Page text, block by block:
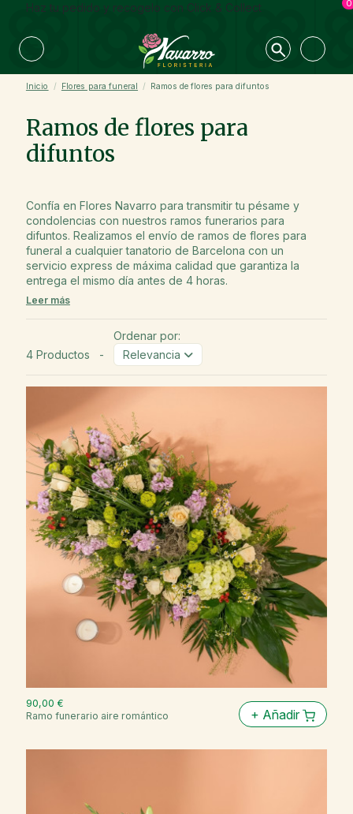
Haz tu pedido y recogelo con Click & Collect 0
Inicio Flores para funeral Ramos de flores para difuntos
Ramos de flores para
difuntos
Confía en Flores Navarro para transmitir tu pésame y
condolencias con nuestros ramos funerarios para
difuntos. Realizamos el envío de ramos de flores para
funeral a cualquier tanatorio de Barcelona con un
servicio express de máxima calidad que garantiza la
entrega el mismo día antes de 4 horas.
Leer más
4 Productos -
Ordenar por:
Relevancia
90,00 €
Ramo funerario aire romántico
+ Añadir